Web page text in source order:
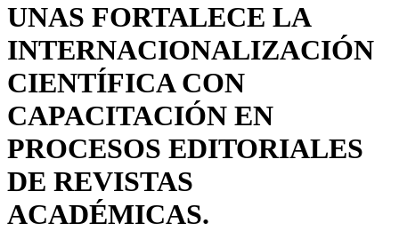
UNAS FORTALECE LA
INTERNACIONALIZACIÓN
CIENTÍFICA CON
CAPACITACIÓN EN
PROCESOS EDITORIALES
DE REVISTAS
ACADÉMICAS.